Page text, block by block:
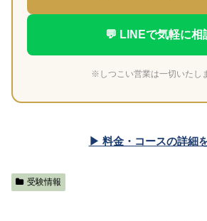
💬 LINEで気軽に相
※しつこい営業は一切いたし
▶ 料金・コースの詳細
受験情報